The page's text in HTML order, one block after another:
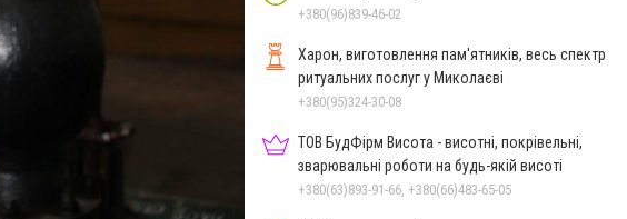
+380(96)839-46-02
Харон, виготовлення пам'ятників, весь спектр
ритуальних послуг у Миколаєві
+380(95)324-30-08
ТОВ БудФірм Висота - висотні, покрівельні,
зварювальні роботи на будь-якій висоті
+380(63)893-91-66, +380(66)483-65-05